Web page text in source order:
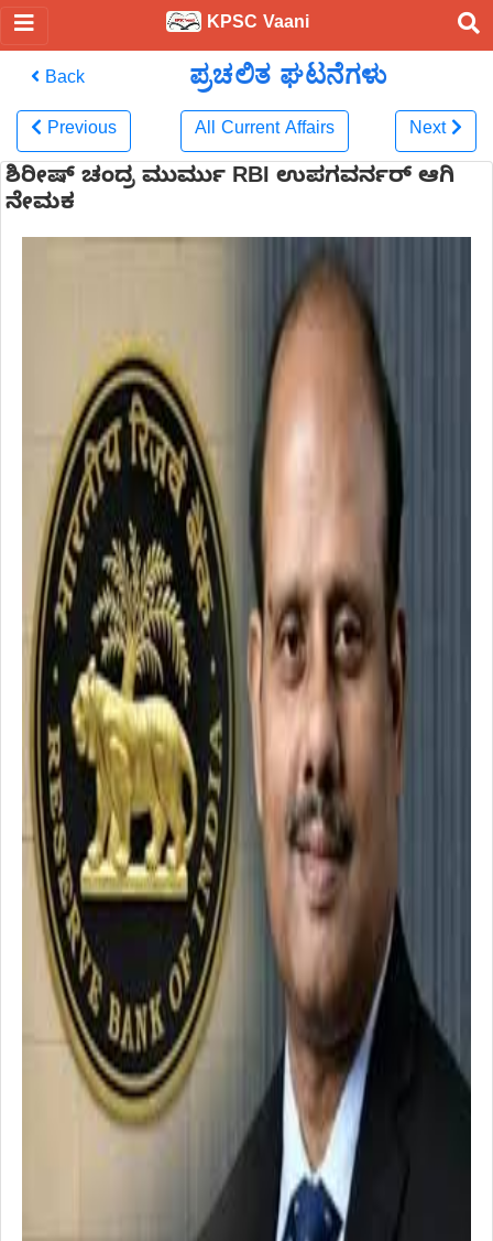
KPSC Vaani
Back ಪ್ರಚಲಿತ ಘಟನೆಗಳು
Previous All Current Affairs Next
ಶಿರೀಷ್ ಚಂದ್ರ ಮುರ್ಮು RBI ಉಪಗವರ್ನರ್‌ ಆಗಿ
ನೇಮಕ